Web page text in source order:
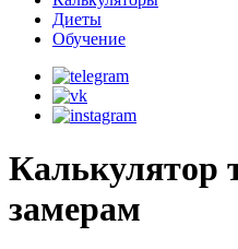
Диеты
Обучение
Калькулятор
замерам